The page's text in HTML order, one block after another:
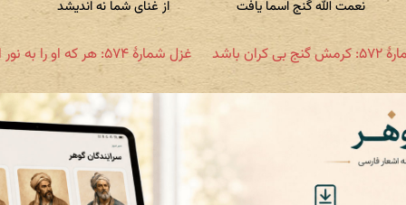
نعمت الله گنج اسما یافت
از غنای شما نه اندیشد
غزل شمارهٔ ۵۷۴: هر که او را به نور او بیند کران باشد